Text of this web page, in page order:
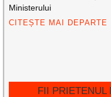
Ministerului
CITEȘTE MAI DEPARTE
FII PRIETENUL